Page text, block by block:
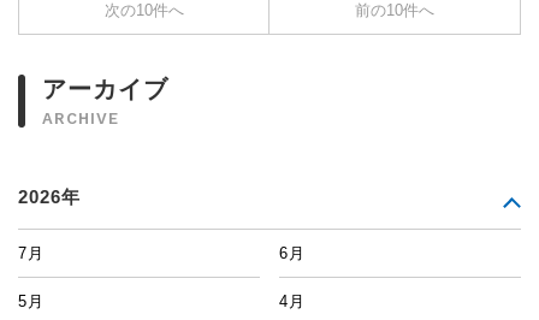
次の10件へ 前の10件へ
アーカイブ
ARCHIVE
2026年
7月 6月
5月 4月